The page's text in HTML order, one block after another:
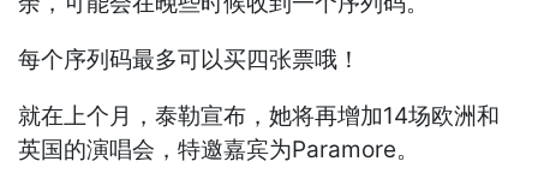
每个序列码最多可以买四张票哦！
就在上个月，泰勒宣布，她将再增加14场欧洲和
英国的演唱会，特邀嘉宾为Paramore。